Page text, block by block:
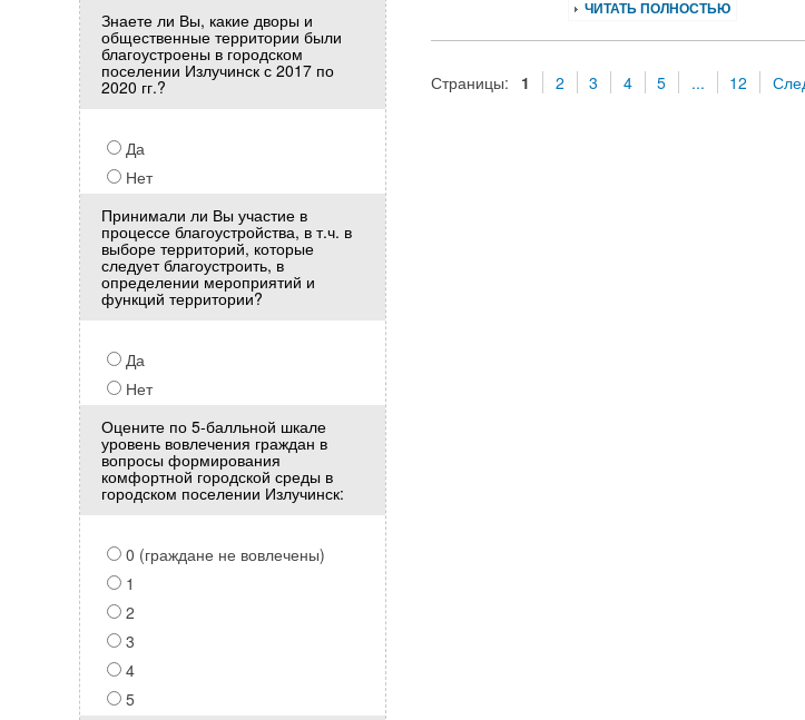
ЧИТАТЬ ПОЛНОСТЬЮ
Страницы: 1 2 3 4 5 ... 12
Знаете ли Вы, какие дворы и
общественные территории были
благоустроены в городском
поселении Излучинск с 2017 по
2020 гг.?
Да
Нет
Принимали ли Вы участие в
процессе благоустройства, в т.ч. в
выборе территорий, которые
следует благоустроить, в
определении мероприятий и
функций территории?
Да
Нет
Оцените по 5-балльной шкале
уровень вовлечения граждан в
вопросы формирования
комфортной городской среды в
городском поселении Излучинск:
0 (граждане не вовлечены)
1
2
3
4
5